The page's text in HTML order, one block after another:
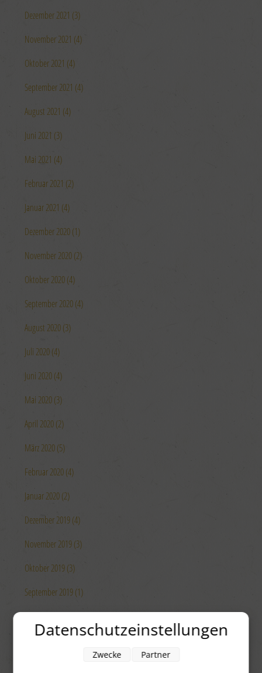
Dezember 2021 (3)
November 2021 (4)
Oktober 2021 (4)
September 2021 (4)
August 2021 (4)
Juni 2021 (3)
Mai 2021 (4)
Februar 2021 (2)
Januar 2021 (4)
Dezember 2020 (1)
November 2020 (2)
Oktober 2020 (4)
September 2020 (4)
August 2020 (3)
Juli 2020 (4)
Juni 2020 (4)
Mai 2020 (3)
April 2020 (2)
März 2020 (5)
Februar 2020 (4)
Januar 2020 (2)
Dezember 2019 (4)
November 2019 (3)
Oktober 2019 (3)
September 2019 (1)
August 2019 (4)
Datenschutzeinstellungen
Zwecke Partner